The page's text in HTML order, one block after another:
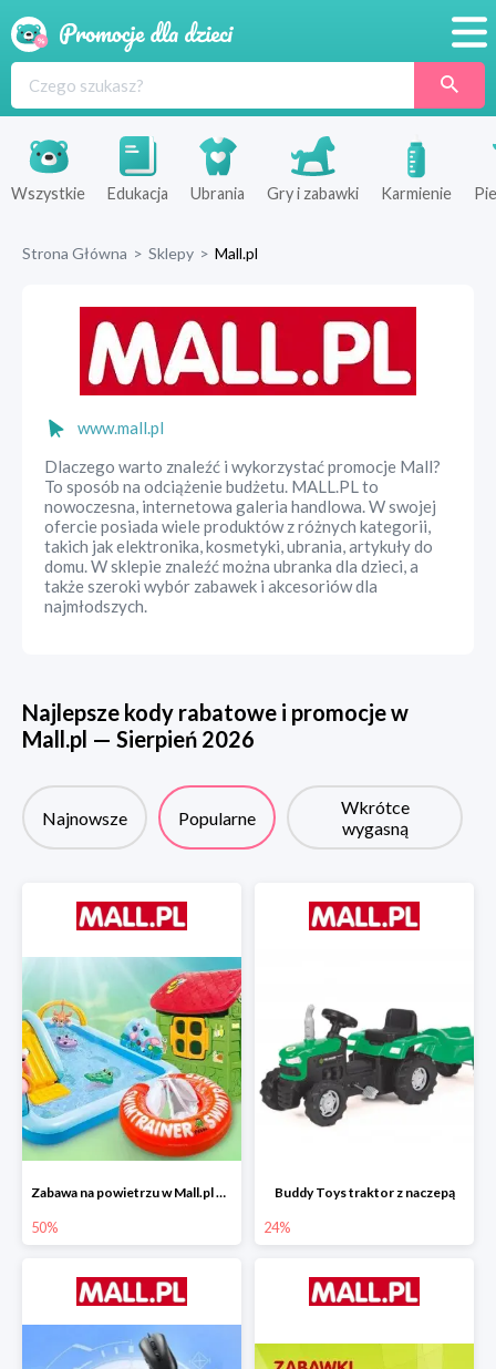
Produkty
Sklepy
Wszystkie Edukacja Ubrania Gry i zabawki Karmienie
Strona Główna > Sklepy > Mall.pl
www.mall.pl
Dlaczego warto znaleźć i wykorzystać promocje Mall?
To sposób na odciążenie budżetu. MALL.PL to
nowoczesna, internetowa galeria handlowa. W swojej
ofercie posiada wiele produktów z różnych kategorii,
takich jak elektronika, kosmetyki, ubrania, artykuły do
domu. W sklepie znaleźć można ubranka dla dzieci, a
także szeroki wybór zabawek i akcesoriów dla
najmłodszych.
Najlepsze kody rabatowe i promocje w
Mall.pl — Sierpień 2026
Najnowsze Popularne
Wkrótce
wygasną
Zabawa na powietrzu w Mall.pl do -50%
50%
Buddy Toys traktor z naczepą
24%